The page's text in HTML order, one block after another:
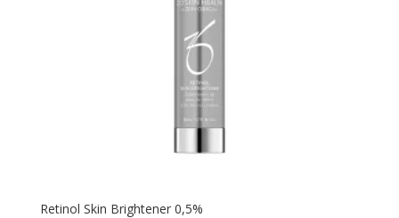
Retinol Skin Brightener 0,5%